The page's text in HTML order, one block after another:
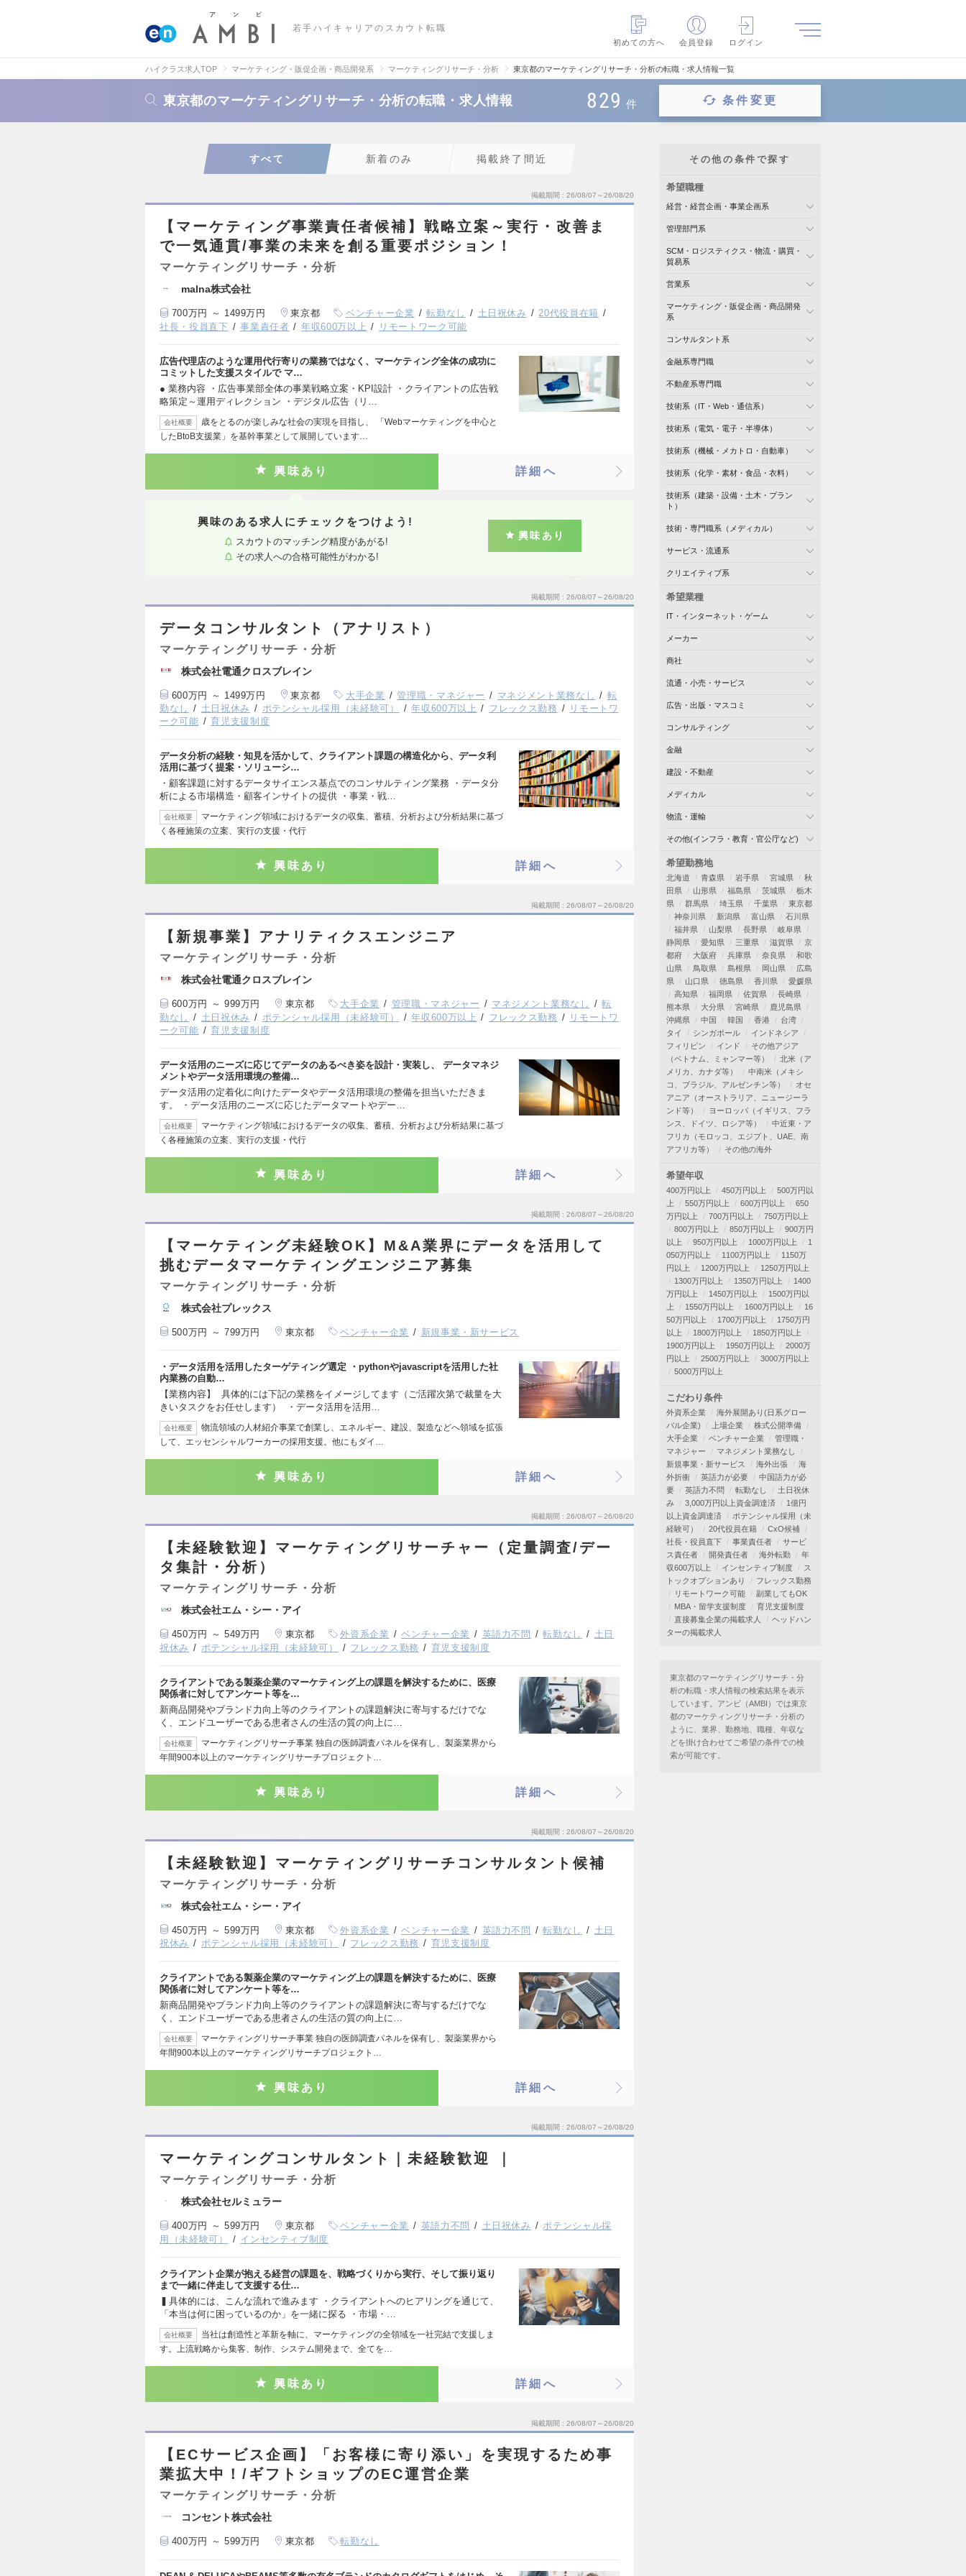
若手ハイキャリアのスカウト転職
初めての方へ
会員登録 ログイン
ハイクラス求人TOP マーケティング・販促企画・商品開発系 マーケティングリサーチ・分析 東京都のマーケティングリサーチ・分析の転職・求人情報一覧
東京都のマーケティングリサーチ・分析の転職・求人情報 829 件 条件変更
すべて 新着のみ 掲載終了間近
掲載期間 26/08/07～26/08/20
【マーケティング事業責任者候補】戦略立案～実行・改善ま
で一気通貫/事業の未来を創る重要ポジション！
マーケティングリサーチ・分析
malna株式会社
700万円 ～ 1499万円 東京都 ベンチャー企業 転勤なし 土日祝休み
20代役員在籍
社長・役員直下
事業責任者 年収600万以上 リモートワーク可能
広告代理店のような運用代行寄りの業務ではなく、マーケティング全体の成功に
コミットした支援スタイルで マ…
● 業務内容 ・広告事業部全体の事業戦略立案・KPI設計 ・クライアントの広告戦
略策定～運用ディレクション ・デジタル広告（リ…
会社概要
歳をとるのが楽しみな社会の実現を目指し、 「Webマーケティングを中心と
したBtoB支援業」を基幹事業として展開しています…
興味あり 詳細へ
興味のある求人にチェックをつけよう!
スカウトのマッチング精度があがる!
その求人への合格可能性がわかる!
興味あり
掲載期間 26/08/07～26/08/20
データコンサルタント（アナリスト）
マーケティングリサーチ・分析
株式会社電通クロスブレイン
600万円 ～ 1499万円 東京都 大手企業 管理職・マネジャー マネジメント業務なし
転
勤なし
土日祝休み ポテンシャル採用（未経験可） 年収600万以上 フレックス勤務
リモートワ
ーク可能
育児支援制度
データ分析の経験・知見を活かして、クライアント課題の構造化から、データ利
活用に基づく提案・ソリューシ…
・顧客課題に対するデータサイエンス基点でのコンサルティング業務 ・データ分
析による市場構造・顧客インサイトの提供 ・事業・戦…
会社概要
マーケティング領域におけるデータの収集、蓄積、分析および分析結果に基づ
く各種施策の立案、実行の支援・代行
興味あり 詳細へ
掲載期間 26/08/07～26/08/20
【新規事業】アナリティクスエンジニア
マーケティングリサーチ・分析
株式会社電通クロスブレイン
600万円 ～ 999万円 東京都 大手企業 管理職・マネジャー マネジメント業務なし
転
勤なし
土日祝休み ポテンシャル採用（未経験可） 年収600万以上 フレックス勤務
リモートワ
ーク可能
育児支援制度
データ活用のニーズに応じてデータのあるべき姿を設計・実装し、 データマネジ
メントやデータ活用環境の整備…
データ活用の定着化に向けたデータやデータ活用環境の整備を担当いただきま
す。 ・データ活用のニーズに応じたデータマートやデー…
会社概要
マーケティング領域におけるデータの収集、蓄積、分析および分析結果に基づ
く各種施策の立案、実行の支援・代行
興味あり 詳細へ
掲載期間 26/08/07～26/08/20
【マーケティング未経験OK】M&A業界にデータを活用して
挑むデータマーケティングエンジニア募集
マーケティングリサーチ・分析
株式会社プレックス
500万円 ～ 799万円 東京都 ベンチャー企業 新規事業・新サービス
・データ活用を活用したターゲティング選定 ・pythonやjavascriptを活用した社
内業務の自動…
【業務内容】 具体的には下記の業務をイメージしてます（ご活躍次第で裁量を大
きいタスクをお任せします） ・データ活用を活用…
会社概要
物流領域の人材紹介事業で創業し、エネルギー、建設、製造などへ領域を拡張
して、エッセンシャルワーカーの採用支援。他にもダイ…
興味あり 詳細へ
掲載期間 26/08/07～26/08/20
【未経験歓迎】マーケティングリサーチャー（定量調査/デー
タ集計・分析）
マーケティングリサーチ・分析
株式会社エム・シー・アイ
450万円 ～ 549万円 東京都 外資系企業 ベンチャー企業 英語力不問 転勤なし
土日
祝休み
ポテンシャル採用（未経験可） フレックス勤務 育児支援制度
クライアントである製薬企業のマーケティング上の課題を解決するために、医療
関係者に対してアンケート等を…
新商品開発やブランド力向上等のクライアントの課題解決に寄与するだけでな
く、エンドユーザーである患者さんの生活の質の向上に…
会社概要
マーケティングリサーチ事業 独自の医師調査パネルを保有し、製薬業界から
年間900本以上のマーケティングリサーチプロジェクト…
興味あり 詳細へ
掲載期間 26/08/07～26/08/20
【未経験歓迎】マーケティングリサーチコンサルタント候補
マーケティングリサーチ・分析
株式会社エム・シー・アイ
450万円 ～ 599万円 東京都 外資系企業 ベンチャー企業 英語力不問 転勤なし
土日
祝休み
ポテンシャル採用（未経験可） フレックス勤務 育児支援制度
クライアントである製薬企業のマーケティング上の課題を解決するために、医療
関係者に対してアンケート等を…
新商品開発やブランド力向上等のクライアントの課題解決に寄与するだけでな
く、エンドユーザーである患者さんの生活の質の向上に…
会社概要
マーケティングリサーチ事業 独自の医師調査パネルを保有し、製薬業界から
年間900本以上のマーケティングリサーチプロジェクト…
興味あり 詳細へ
掲載期間 26/08/07～26/08/20
マーケティングコンサルタント｜未経験歓迎 ｜
マーケティングリサーチ・分析
株式会社セルミュラー
400万円 ～ 599万円 東京都 ベンチャー企業 英語力不問 土日祝休み
ポテンシャル採
用（未経験可）
インセンティブ制度
クライアント企業が抱える経営の課題を、戦略づくりから実行、そして振り返り
まで一緒に伴走して支援する仕…
▍具体的には、こんな流れで進みます ・クライアントへのヒアリングを通じて、
「本当は何に困っているのか」を一緒に探る ・市場・…
会社概要
当社は創造性と革新を軸に、マーケティングの全領域を一社完結で支援しま
す。上流戦略から集客、制作、システム開発まで、全てを…
興味あり 詳細へ
掲載期間 26/08/07～26/08/20
【ECサービス企画】「お客様に寄り添い」を実現するため事
業拡大中！/ギフトショップのEC運営企業
マーケティングリサーチ・分析
コンセント株式会社
400万円 ～ 599万円 東京都 転勤なし
その他の条件で探す
希望職種
経営・経営企画・事業企画系
管理部門系
SCM・ロジスティクス・物流・購買・
貿易系
営業系
マーケティング・販促企画・商品開発
系
コンサルタント系
金融系専門職
不動産系専門職
技術系（IT・Web・通信系）
技術系（電気・電子・半導体）
技術系（機械・メカトロ・自動車）
技術系（化学・素材・食品・衣料）
技術系（建築・設備・土木・プラン
ト）
技術・専門職系（メディカル）
サービス・流通系
クリエイティブ系
希望業種
IT・インターネット・ゲーム
メーカー
商社
流通・小売・サービス
広告・出版・マスコミ
コンサルティング
金融
建設・不動産
メディカル
物流・運輸
その他(インフラ・教育・官公庁など)
希望勤務地
北海道 青森県 岩手県 宮城県
秋
田県
山形県 福島県 茨城県
栃木
県
群馬県 埼玉県 千葉県
東京都
神奈川県
新潟県 富山県
石川県
福井県
山梨県 長野県
岐阜県
静岡県
愛知県 三重県 滋賀県
京
都府
大阪府 兵庫県 奈良県
和歌
山県
鳥取県 島根県 岡山県
広島
県
山口県 徳島県 香川県
愛媛県
高知県
福岡県 佐賀県
長崎県
熊本県
大分県 宮崎県
鹿児島県
沖縄県
中国 韓国 香港
台湾
タイ
シンガポール
インドネシア
フィリピン
インド
その他アジア
（ベトナム、ミャンマー等）
北米（ア
メリカ、カナダ等）
中南米（メキシ
コ、ブラジル、アルゼンチン等）
オセ
アニア（オーストラリア、ニュージーラ
ンド等）
ヨーロッパ（イギリス、フラ
ンス、ドイツ、ロシア等）
中近東・ア
フリカ（モロッコ、エジプト、UAE、南
アフリカ等）
その他の海外
希望年収
400万円以上 450万円以上
500万円以
上
550万円以上 600万円以上
650
万円以上
700万円以上
750万円以上
800万円以上
850万円以上
900万円
以上
950万円以上 1000万円以上
1
050万円以上
1100万円以上
1150万
円以上
1200万円以上
1250万円以上
1300万円以上
1350万円以上
1400
万円以上
1450万円以上
1500万円以
上
1550万円以上 1600万円以上
16
50万円以上
1700万円以上
1750万円
以上
1800万円以上
1850万円以上
1900万円以上
1950万円以上
2000万
円以上
2500万円以上
3000万円以上
5000万円以上
こだわり条件
外資系企業
海外展開あり(日系グロー
バル企業)
上場企業
株式公開準備
大手企業
ベンチャー企業
管理職・
マネジャー
マネジメント業務なし
新規事業・新サービス
海外出張
海
外折衝
英語力が必要
中国語力が必
要
英語力不問 転勤なし
土日祝休
み
3,000万円以上資金調達済
1億円
以上資金調達済
ポテンシャル採用（未
経験可）
20代役員在籍
CxO候補
社長・役員直下
事業責任者
サービ
ス責任者
開発責任者 海外転勤
年
収600万以上
インセンティブ制度
ス
トックオプションあり
フレックス勤務
リモートワーク可能
副業してもOK
MBA・留学支援制度
育児支援制度
直接募集企業の掲載求人
ヘッドハン
ターの掲載求人
東京都のマーケティングリサーチ・分
析の転職・求人情報の検索結果を表示
しています。アンビ（AMBI）では東京
都のマーケティングリサーチ・分析の
ように、業界、勤務地、職種、年収な
どを掛け合わせてご希望の条件での検
索が可能です。